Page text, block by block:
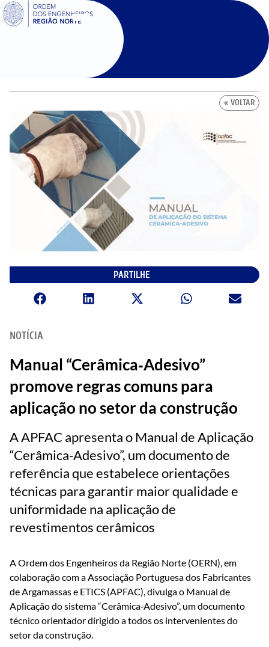
SIGOE
« VOLTAR
PARTILHE
NOTÍCIA
Manual “Cerâmica‑Adesivo”
promove regras comuns para
aplicação no setor da construção
A APFAC apresenta o Manual de Aplicação
“Cerâmica‑Adesivo”, um documento de
referência que estabelece orientações
técnicas para garantir maior qualidade e
uniformidade na aplicação de
revestimentos cerâmicos
A Ordem dos Engenheiros da Região Norte (OERN), em
colaboração com a Associação Portuguesa dos Fabricantes
de Argamassas e ETICS (APFAC), divulga o Manual de
Aplicação do sistema “Cerâmica‑Adesivo”, um documento
técnico orientador dirigido a todos os intervenientes do
setor da construção.